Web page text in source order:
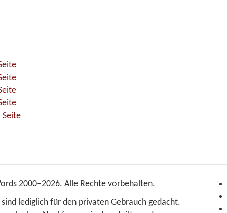
Seite
2000–2026. Alle Rechte vorbehalten.
lediglich für den privaten Gebrauch gedacht.